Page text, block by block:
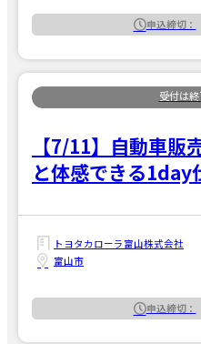
申込締切：
【7/11】自動車販
と体感できる1day
トヨタカローラ富山株式会社
富山市
申込締切：